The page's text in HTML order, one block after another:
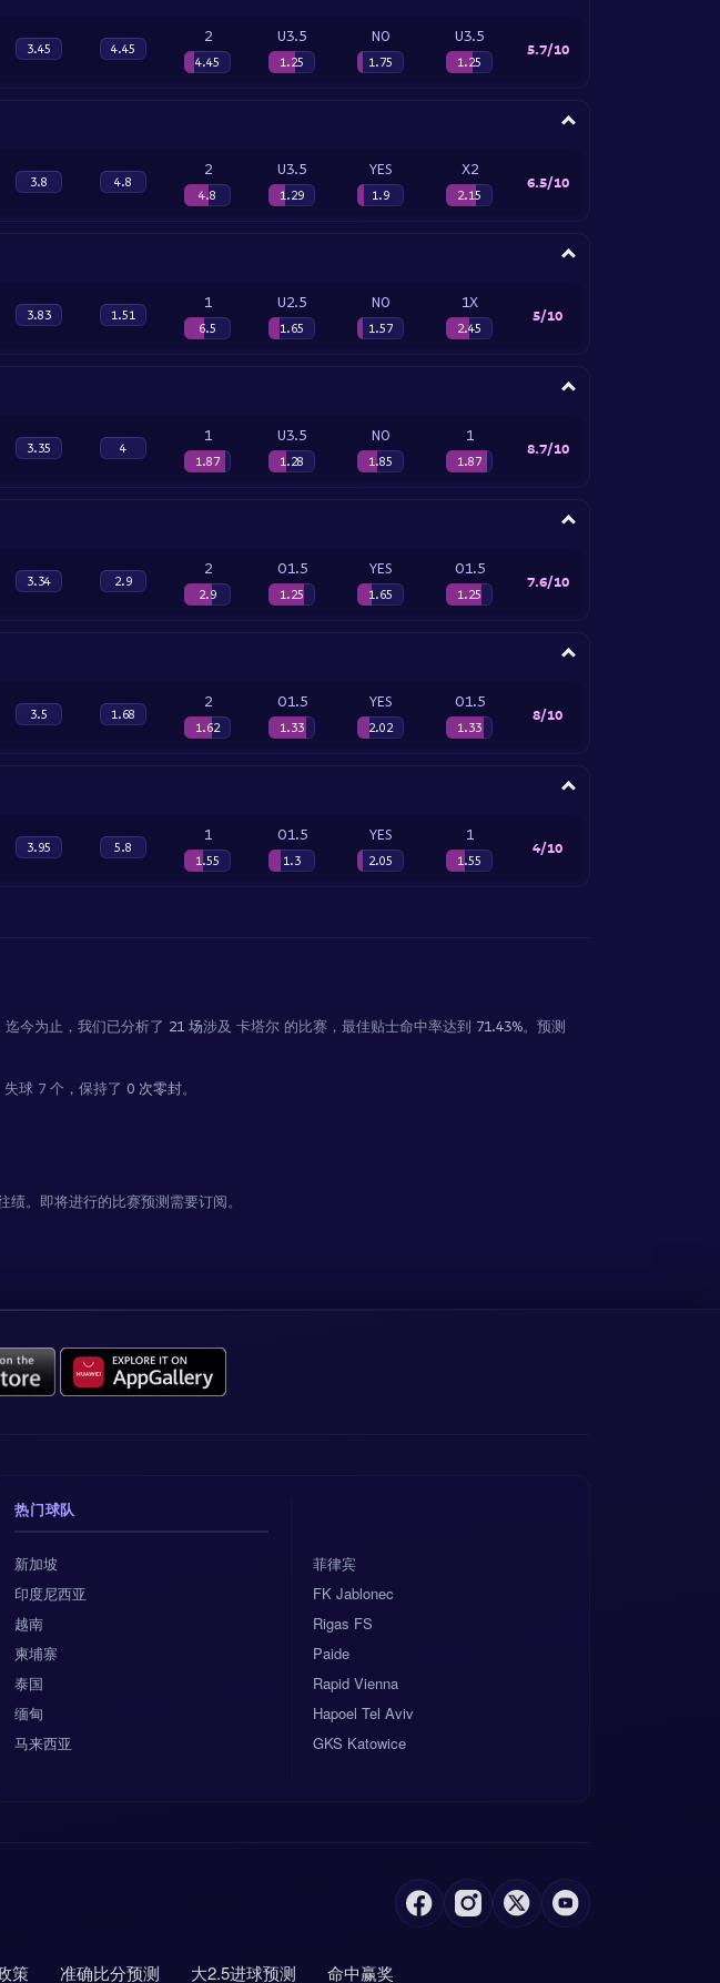
3.45 4.45
2
4.45
U3.5
1.25
NO
1.75
U3.5
1.25
5.7/10
3.8 4.8
2
4.8
U3.5
1.29
YES
1.9
X2
2.15
6.5/10
3.83 1.51
1
6.5
U2.5
1.65
NO
1.57
1X
2.45
5/10
3.35 4
1
1.87
U3.5
1.28
NO
1.85
1
1.87
8.7/10
3.34 2.9
2
2.9
O1.5
1.25
YES
1.65
O1.5
1.25
7.6/10
3.5 1.68
2
1.62
O1.5
1.33
YES
2.02
O1.5
1.33
8/10
3.95 5.8
1
1.55
O1.5
1.3
YES
2.05
1
1.55
4/10
迄今为止，我们已分析了 21 场涉及 卡塔尔 的比赛，最佳贴士命中率达到 71.43%。预测
失球 7 个，保持了 0 次零封。
。即将进行的比赛预测需要订阅。
热门球队
新加坡
印度尼西亚
越南
柬埔寨
泰国
缅甸
马来西亚
菲律宾
FK Jablonec
Rigas FS
Paide
Rapid Vienna
Hapoel Tel Aviv
GKS Katowice
策 准确比分预测 大2.5进球预测 命中赢奖